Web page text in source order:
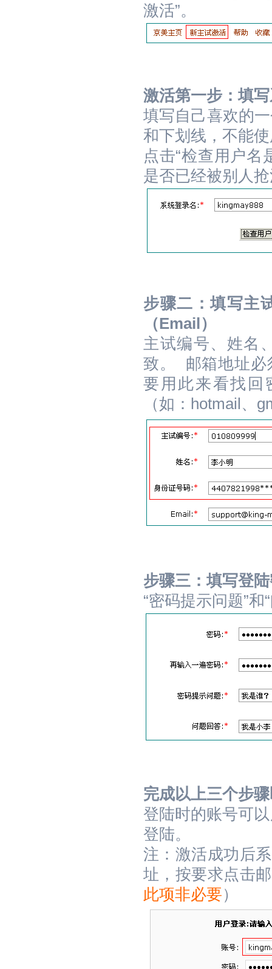
激活”。
激活第一步：填
填写自己喜欢的
和下划线，不能
点击“检查用户名
是否已经被别人
步骤二：填写主
（Email）
主试编号、姓名
致。 邮箱地址必
要用此来看找回
（如：hotmail、
步骤三：填写登
“密码提示问题”
完成以上三个步
登陆时的账号可
登陆。
注：激活成功后
址，按要求点击
此项非必要）